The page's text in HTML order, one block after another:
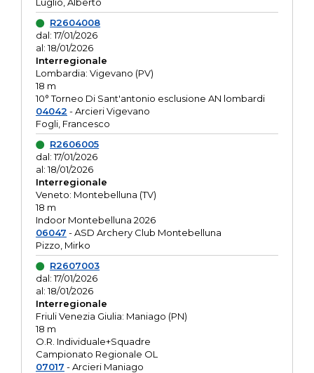
R2604008
dal: 17/01/2026
al: 18/01/2026
Interregionale
Lombardia: Vigevano (PV)
18 m
10° Torneo Di Sant'antonio esclusione AN lombardi
04042 - Arcieri Vigevano
Fogli, Francesco
R2606005
dal: 17/01/2026
al: 18/01/2026
Interregionale
Veneto: Montebelluna (TV)
18 m
Indoor Montebelluna 2026
06047 - ASD Archery Club Montebelluna
Pizzo, Mirko
R2607003
dal: 17/01/2026
al: 18/01/2026
Interregionale
Friuli Venezia Giulia: Maniago (PN)
18 m
O.R. Individuale+Squadre
Campionato Regionale OL
07017 - Arcieri Maniago